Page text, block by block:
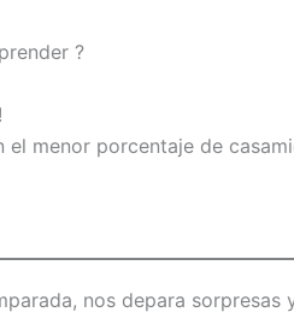
?
el menor porcentaje de
nos depara sorpresas